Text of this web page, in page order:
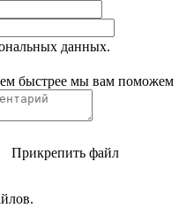
данных.
быстрее мы вам поможем
Прикрепить файл